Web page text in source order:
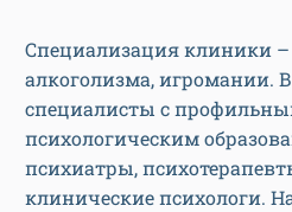
Специализация клиники
алкоголизма, игромании.
специалисты с
психологическим
психиатры,
клинические психологи.